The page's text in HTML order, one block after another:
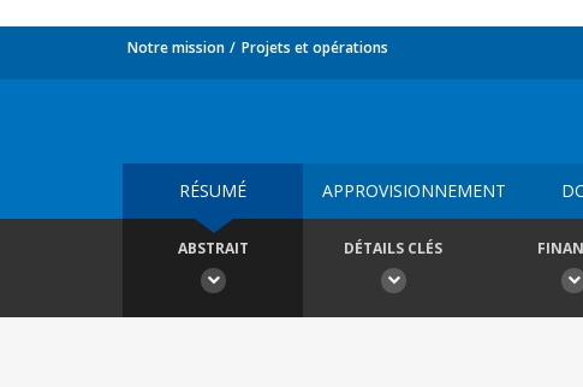
Notre mission Projets et opérations
RÉSUMÉ APPROVISIONNEMENT
ABSTRAIT DÉTAILS CLÉS